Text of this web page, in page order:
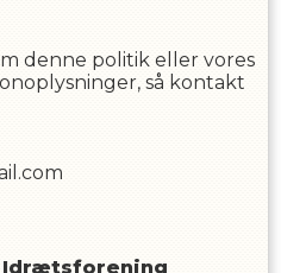
denne politik eller vores
så kontakt
Idrætsforening